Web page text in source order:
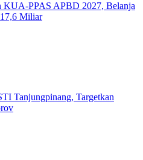
KUA-PPAS APBD 2027, Belanja
Miliar
Tanjungpinang, Targetkan